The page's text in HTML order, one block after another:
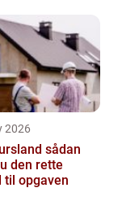
2026
sådan
den rette
til opgaven